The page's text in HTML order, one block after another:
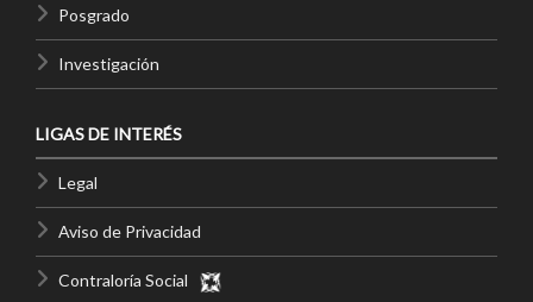
Posgrado
Investigación
LIGAS DE INTERÉS
Legal
Aviso de Privacidad
Contraloría Social